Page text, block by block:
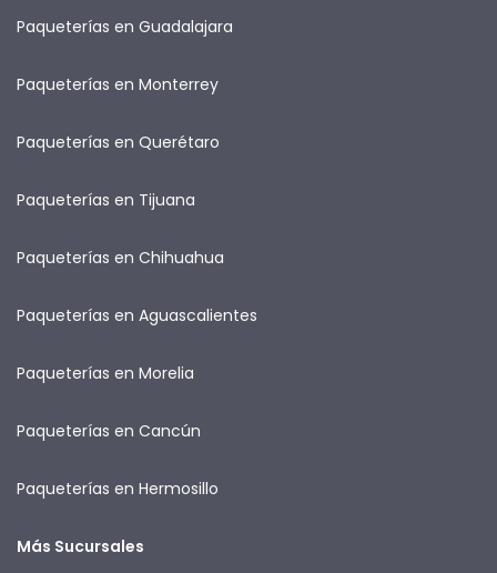
Paqueterías en Guadalajara
Paqueterías en Monterrey
Paqueterías en Querétaro
Paqueterías en Tijuana
Paqueterías en Chihuahua
Paqueterías en Aguascalientes
Paqueterías en Morelia
Paqueterías en Cancún
Paqueterías en Hermosillo
Más Sucursales